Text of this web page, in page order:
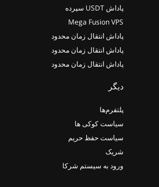
پاداش USDT سپرده
Mega Fusion VPS
پاداش انتقال زمان محدود
پاداش انتقال زمان محدود
پاداش انتقال زمان محدود
دیگر
پلتفرم‌ها
سیاست کوکی ها
سیاست حفظ حریم
شریک
ورود به سیستم شرکا